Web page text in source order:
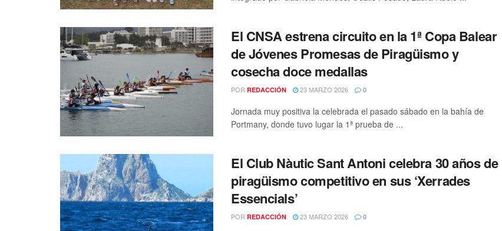
El CNSA estrena circuito en la 1ª Copa Balear
de Jóvenes Promesas de Piragüismo y
cosecha doce medallas
POR REDACCIÓN 23 MARZO 2026 0
Jornada muy positiva la celebrada el pasado sábado en la bahía de
Portmany, donde tuvo lugar la 1ª prueba de ...
El Club Nàutic Sant Antoni celebra 30 años de
piragüismo competitivo en sus ‘Xerrades
Essencials’
POR REDACCIÓN 23 MARZO 2026 0